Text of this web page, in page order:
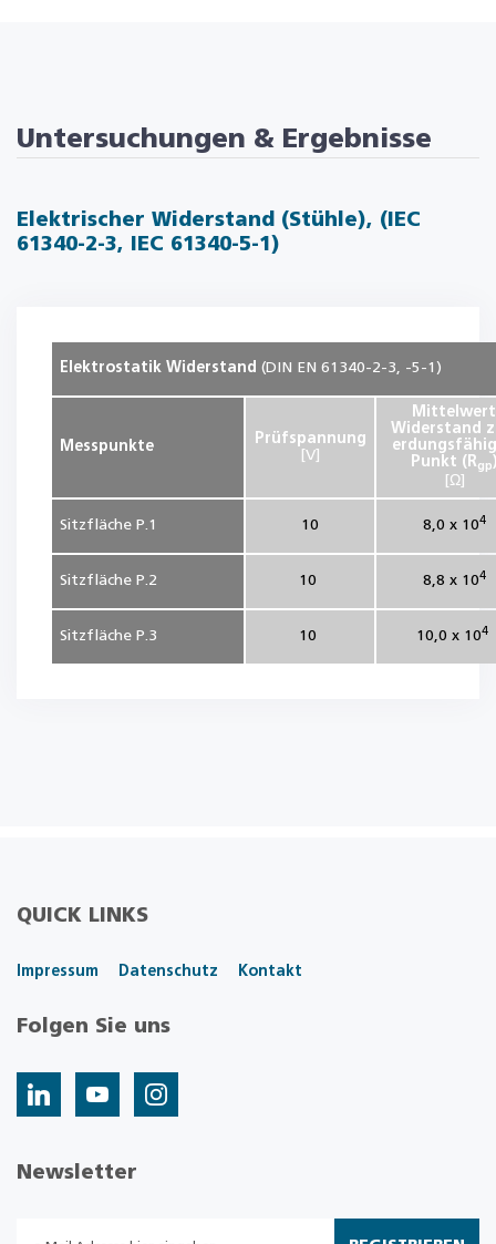
Untersuchungen & Ergebnisse
Elektrischer Widerstand (Stühle), (IEC
61340-2-3, IEC 61340-5-1)
Elektrostatik Widerstand(DIN EN 61340-2-3, -5-1)
Messpunkte
Prüfspannung
[V]
Mittelwert
Widerstand
Punkt (R gp
[Ω]
Sitzfläche P.1 10 8,0 x 104
Sitzfläche P.2 10 8,8 x 104
Sitzfläche P.3 10 10,0 x 104
QUICK LINKS
Impressum Datenschutz Kontakt
Folgen Sie uns
Newsletter